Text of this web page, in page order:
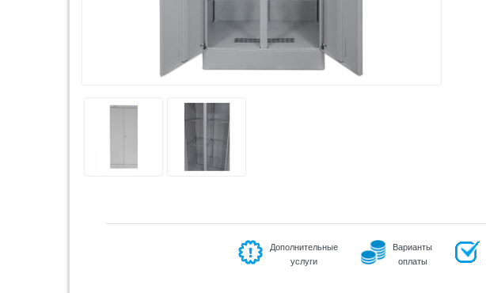
Дополнительные
услуги
Варианты
оплаты